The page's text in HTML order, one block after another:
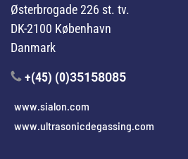
Østerbrogade 226 st. tv.
DK-2100 København
Danmark
+(45) (0)35158085
www.sialon.com
www.ultrasonicdegassing.com